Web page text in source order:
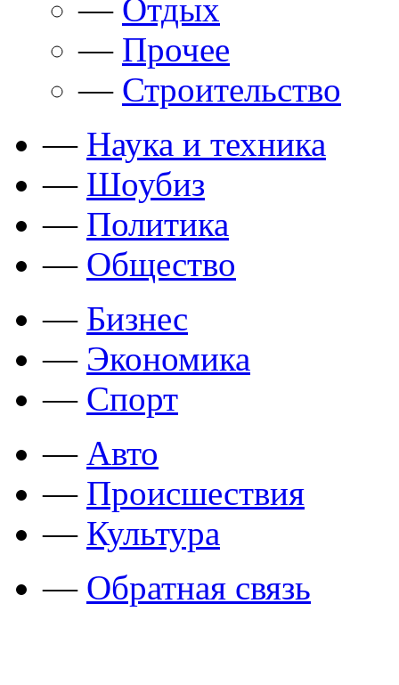
— Отдых
— Прочее
— Строительство
— Наука и техника
— Шоубиз
— Политика
— Общество
— Бизнес
— Экономика
— Спорт
— Авто
— Происшествия
— Культура
— Обратная связь